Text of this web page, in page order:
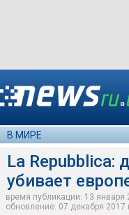
В МИРЕ
La Repubblica:
убивает
время публикации: 13 января
обновление: 07 декабря 2017